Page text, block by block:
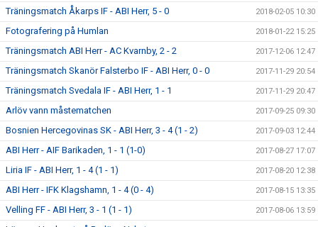
Träningsmatch Åkarps IF - ABI Herr, 5 - 0 2018-02-05 10:30
Fotografering på Humlan 2018-01-22 15:25
Träningsmatch ABI Herr - AC Kvarnby, 2 - 2 2017-12-06 12:47
Träningsmatch Skanör Falsterbo IF - ABI Herr, 0 - 0 2017-11-29 20:54
Träningsmatch Svedala IF - ABI Herr, 1 - 1 2017-11-29 20:47
Arlöv vann måstematchen 2017-09-25 09:30
Bosnien Hercegovinas SK - ABI Herr, 3 - 4 (1 - 2) 2017-09-03 12:44
ABI Herr - AIF Barikaden, 1 - 1 (1-0) 2017-08-27 17:07
Liria IF - ABI Herr, 1 - 4 (1 - 1) 2017-08-20 12:38
ABI Herr - IFK Klagshamn, 1 - 4 (0 - 4) 2017-08-15 13:35
Velling FF - ABI Herr, 3 - 1 (1 - 1) 2017-08-06 13:59